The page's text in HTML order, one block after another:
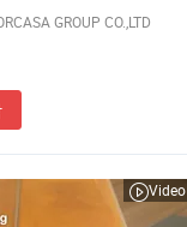
GROUP CO.,LTD
Video